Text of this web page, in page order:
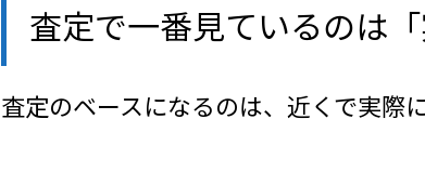
査定で一番見ているのは「
査定のベースになるのは、近くで実際